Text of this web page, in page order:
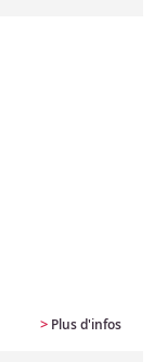
> Plus d'infos